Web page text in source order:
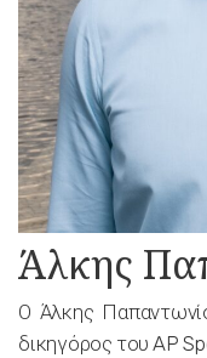
Άλκης
Ο Άλκης
δικηγόρος του AP